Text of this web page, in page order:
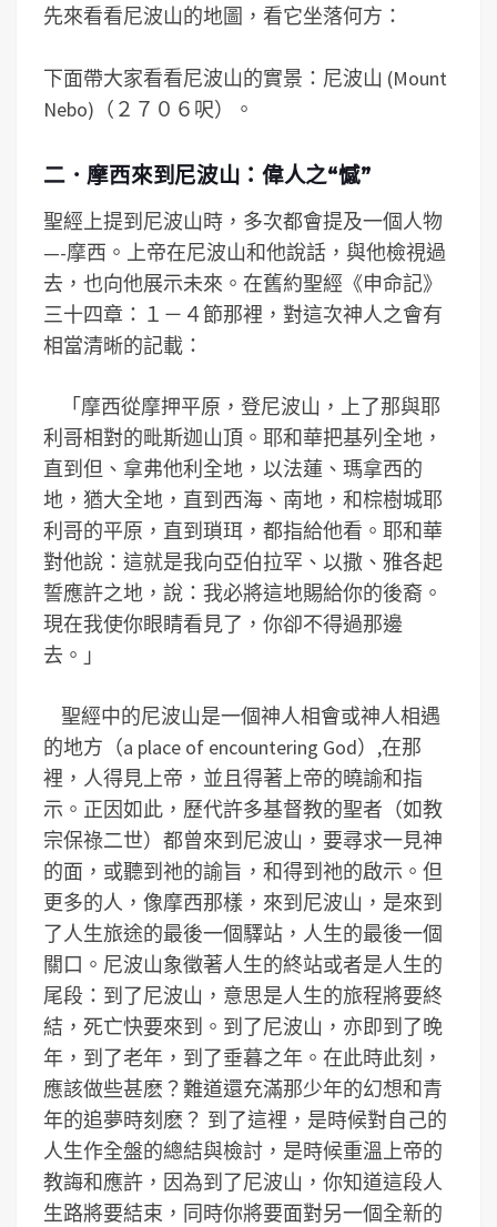
先來看看尼波山的地圖，看它坐落何方：
下面帶大家看看尼波山的實景：尼波山 (Mount
Nebo)（２７０６呎）。
二．摩西來到尼波山：偉人之“憾”
聖經上提到尼波山時，多次都會提及一個人物
—-摩西。上帝在尼波山和他說話，與他檢視過
去，也向他展示未來。在舊約聖經《申命記》
三十四章：１－４節那裡，對這次神人之會有
相當清晰的記載：
「摩西從摩押平原，登尼波山，上了那與耶
利哥相對的毗斯迦山頂。耶和華把基列全地，
直到但、拿弗他利全地，以法蓮、瑪拿西的
地，猶大全地，直到西海、南地，和棕樹城耶
利哥的平原，直到瑣珥，都指給他看。耶和華
對他說：這就是我向亞伯拉罕、以撒、雅各起
誓應許之地，說：我必將這地賜給你的後裔。
現在我使你眼睛看見了，你卻不得過那邊
去。」
聖經中的尼波山是一個神人相會或神人相遇
的地方（a place of encountering God）,在那
裡，人得見上帝，並且得著上帝的曉諭和指
示。正因如此，歷代許多基督教的聖者（如教
宗保祿二世）都曾來到尼波山，要尋求一見神
的面，或聽到祂的諭旨，和得到祂的啟示。但
更多的人，像摩西那樣，來到尼波山，是來到
了人生旅途的最後一個驛站，人生的最後一個
關口。尼波山象徵著人生的終站或者是人生的
尾段：到了尼波山，意思是人生的旅程將要終
結，死亡快要來到。到了尼波山，亦即到了晚
年，到了老年，到了垂暮之年。在此時此刻，
應該做些甚麽？難道還充滿那少年的幻想和青
年的追夢時刻麽？ 到了這裡，是時候對自己的
人生作全盤的總結與檢討，是時候重溫上帝的
教誨和應許，因為到了尼波山，你知道這段人
生路將要結束，同時你將要面對另一個全新的